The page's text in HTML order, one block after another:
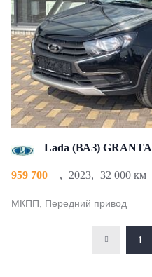
Lada (ВАЗ) GRANTA
959 700 , 2023, 32 000 км
МКПП, Передний привод
1